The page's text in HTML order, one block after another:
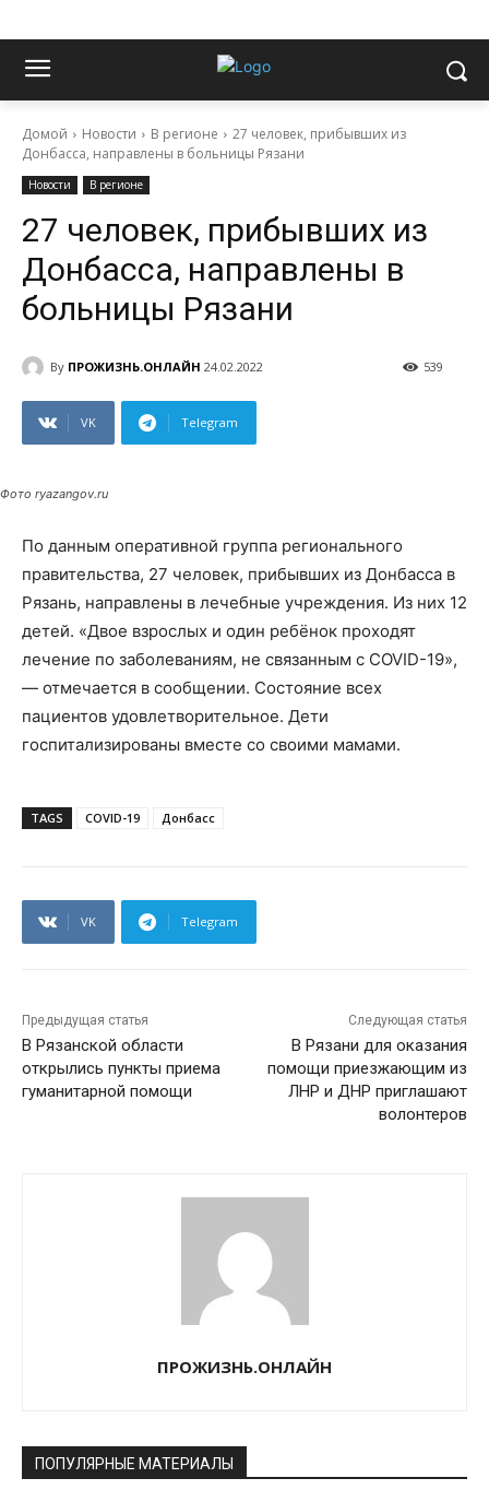
Домой Новости В регионе
27 человек, прибывших из
Донбасса, направлены в больницы Рязани
Новости В регионе
27 человек, прибывших из
Донбасса, направлены в
больницы Рязани
By ПРОЖИЗНЬ.ОНЛАЙН 24.02.2022 539
VK Telegram
Фото ryazangov.ru
По данным оперативной группа регионального
правительства, 27 человек, прибывших из Донбасса в
Рязань, направлены в лечебные учреждения. Из них 12
детей. «Двое взрослых и один ребёнок проходят
лечение по заболеваниям, не связанным с COVID-19»,
— отмечается в сообщении. Состояние всех
пациентов удовлетворительное. Дети
госпитализированы вместе со своими мамами.
TAGS COVID-19 Донбасс
VK Telegram
Предыдущая статья
В Рязанской области
открылись пункты приема
гуманитарной помощи
Следующая статья
В Рязани для оказания
помощи приезжающим из
ЛНР и ДНР приглашают
волонтеров
ПРОЖИЗНЬ.ОНЛАЙН
ПОПУЛЯРНЫЕ МАТЕРИАЛЫ